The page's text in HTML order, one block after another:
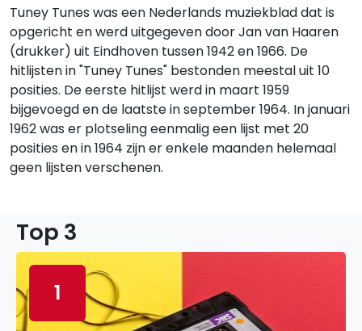
Tuney Tunes was een Nederlands muziekblad dat is
opgericht en werd uitgegeven door Jan van Haaren
(drukker) uit Eindhoven tussen 1942 en 1966. De
hitlijsten in "Tuney Tunes" bestonden meestal uit 10
posities. De eerste hitlijst werd in maart 1959
bijgevoegd en de laatste in september 1964. In januari
1962 was er plotseling eenmalig een lijst met 20
posities en in 1964 zijn er enkele maanden helemaal
geen lijsten verschenen.
Top 3
1